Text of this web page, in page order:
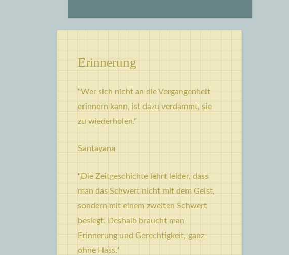
Erinnerung
"Wer sich nicht an die Vergangenheit
erinnern kann, ist dazu verdammt, sie
zu wiederholen."
Santayana
"Die Zeitgeschichte lehrt leider, dass
man das Schwert nicht mit dem Geist,
sondern mit einem zweiten Schwert
besiegt. Deshalb braucht man
Erinnerung und Gerechtigkeit, ganz
ohne Hass."